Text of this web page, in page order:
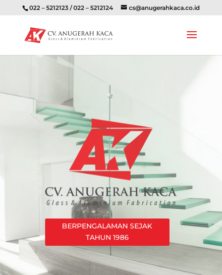
022 – 5212123 / 022 – 5212124 cs@anugerahkaca.co.id
BERPENGALAMAN SEJAK
TAHUN 1986